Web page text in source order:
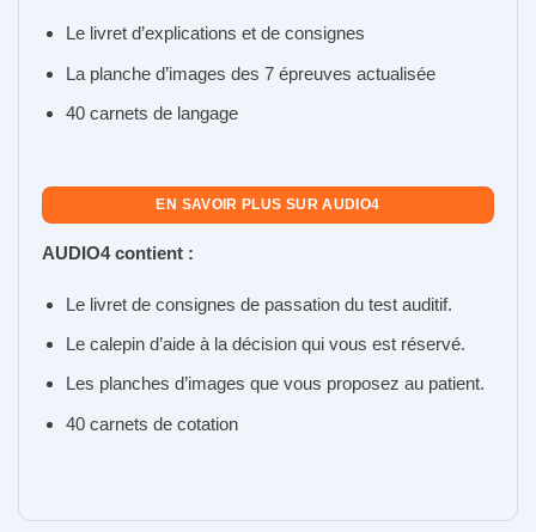
Le livret d’explications et de consignes
La planche d’images des 7 épreuves actualisée
40 carnets de langage
EN SAVOIR PLUS SUR AUDIO4
AUDIO4 contient :
Le livret de consignes de passation du test auditif.
Le calepin d’aide à la décision qui vous est réservé.
Les planches d’images que vous proposez au patient.
40 carnets de cotation